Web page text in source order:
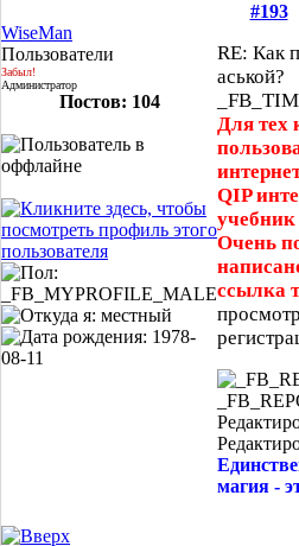
#193
WiseMan
Пользователи
Забыл!
Администратор
Постов: 104
RE: Как
аськой?
Для тех
QIP
Очень
ссылка
магия -